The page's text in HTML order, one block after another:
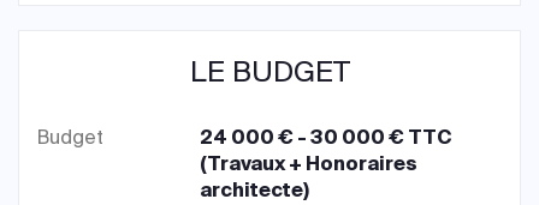
LE BUDGET
Budget
24 000 € - 30 000 € TTC
(Travaux + Honoraires
architecte)